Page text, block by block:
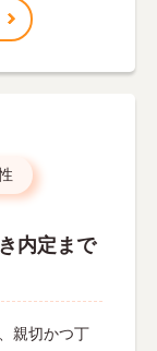
内定まで
親切かつ丁